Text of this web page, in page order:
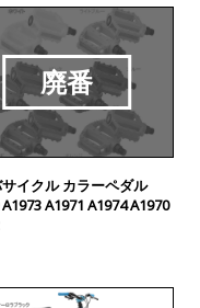
イクル カラーペダル
A1971 A1974 A1970